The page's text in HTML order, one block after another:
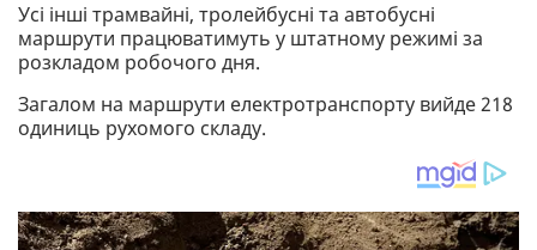
Усі інші трамвайні, тролейбусні та автобусні
маршрути працюватимуть у штатному режимі за
розкладом робочого дня.
Загалом на маршрути електротранспорту вийде 218
одиниць рухомого складу.